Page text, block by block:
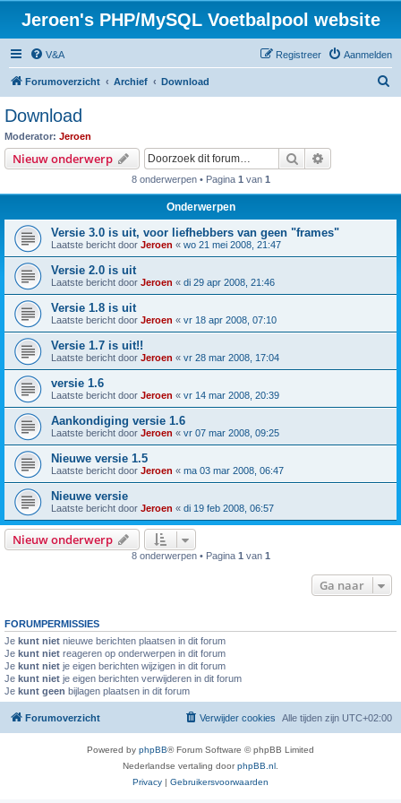
Jeroen's PHP/MySQL Voetbalpool website
V&A Aanmelden
Registreer
Forumoverzicht Archief Download
Download
Moderator: Jeroen
Nieuw onderwerp Zoek
8 onderwerpen • Pagina 1 van 1
Onderwerpen
Versie 3.0 is uit, voor liefhebbers van geen "frames"
Laatste bericht door Jeroen « wo 21 mei 2008, 21:47
Versie 2.0 is uit
Laatste bericht door Jeroen « di 29 apr 2008, 21:46
Versie 1.8 is uit
Laatste bericht door Jeroen « vr 18 apr 2008, 07:10
Versie 1.7 is uit!!
Laatste bericht door Jeroen « vr 28 mar 2008, 17:04
versie 1.6
Laatste bericht door Jeroen « vr 14 mar 2008, 20:39
Aankondiging versie 1.6
Laatste bericht door Jeroen « vr 07 mar 2008, 09:25
Nieuwe versie 1.5
Laatste bericht door Jeroen « ma 03 mar 2008, 06:47
Nieuwe versie
Laatste bericht door Jeroen « di 19 feb 2008, 06:57
Nieuw onderwerp
8 onderwerpen • Pagina 1 van 1
Ga naar
FORUMPERMISSIES
Je kunt niet nieuwe berichten plaatsen in dit forum
Je kunt niet reageren op onderwerpen in dit forum
Je kunt niet je eigen berichten wijzigen in dit forum
Je kunt niet je eigen berichten verwijderen in dit forum
Je kunt geen bijlagen plaatsen in dit forum
Forumoverzicht Alle tijden zijn UTC+02:00
Verwijder cookies
Powered by phpBB® Forum Software © phpBB Limited
Nederlandse vertaling doorphpBB.nl
Privacy | Gebruikersvoorwaarden